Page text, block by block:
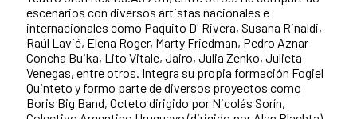
escenarios con diversos artistas nacionales e
internacionales como Paquito D' Rivera, Susana Rinaldi,
Raúl Lavié, Elena Roger, Marty Friedman, Pedro Aznar
Concha Buika, Lito Vitale, Jairo, Julia Zenko, Julieta
Venegas, entre otros. Integra su propia formación Fogiel
Quinteto y formo parte de diversos proyectos como
Boris Big Band, Octeto dirigido por Nicolás Sorín,